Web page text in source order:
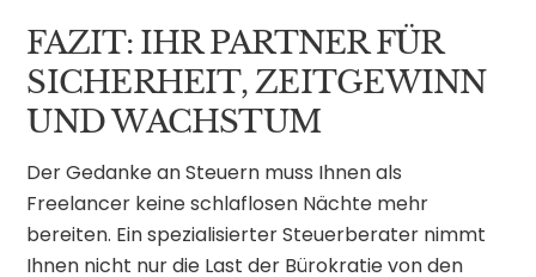
FAZIT: IHR PARTNER FÜR
SICHERHEIT, ZEITGEWINN
UND WACHSTUM
Der Gedanke an Steuern muss Ihnen als
Freelancer keine schlaflosen Nächte mehr
bereiten. Ein spezialisierter Steuerberater nimmt
Ihnen nicht nur die Last der Bürokratie von den